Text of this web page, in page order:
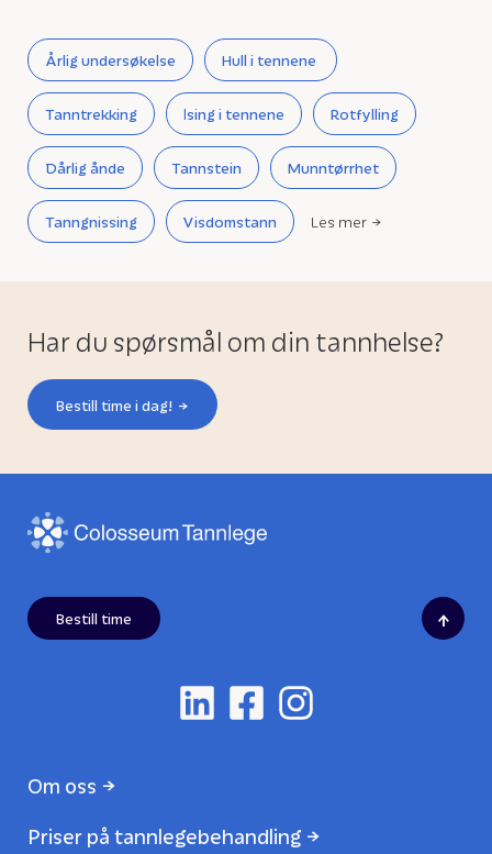
Årlig undersøkelse Hull i tennene
Tanntrekking Ising i tennene Rotfylling
Dårlig ånde Tannstein Munntørrhet
Tanngnissing Visdomstann Les mer
Har du spørsmål om din tannhelse?
Bestill time i dag!
Bestill time
Om oss
Priser på tannlegebehandling
↑